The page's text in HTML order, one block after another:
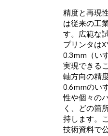
精度と再現
は従来の工
す。広範な
プリンタは
0.3mm（い
実現できる
軸方向の精
0.6mmのい
性や個々の
く、どの箇
持します。
技術資料で